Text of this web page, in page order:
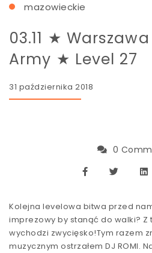
mazowieckie
03.11 ★
Army ★ Level 27
31 października 2018
0
Kolejna levelowa bitwa przed
imprezowy by stanąć do walki? Z
wychodzi zwycięsko!Tym razem
muzycznym ostrzałem DJ ROMI.